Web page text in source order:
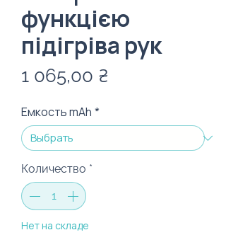
функцією
підігріва рук
1 065,00 ₴
Емкость mAh *
Количество *
Нет на складе